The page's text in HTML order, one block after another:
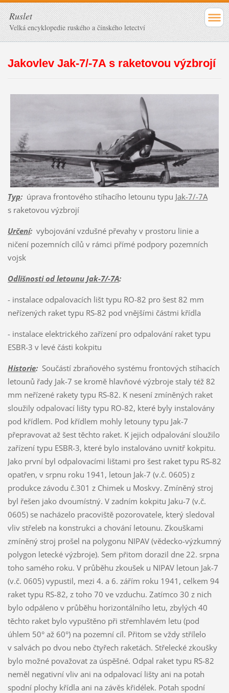
Ruslet
Velká encyklopedie ruského a čínského letectví
Jakovlev Jak-7/-7A s raketovou výzbrojí
Typ:úprava frontového stíhacího letounu typu Jak-7/-7A
s raketovou výzbrojí
Určení:vybojování vzdušné převahy v prostoru linie a
ničení pozemních cílů v rámci přímé podpory pozemních
vojsk
Odlišnosti od letounu Jak-7/-7A:
- instalace odpalovacích lišt typu RO-82 pro šest 82 mm
neřízených raket typu RS-82 pod vnějšími částmi křídla
- instalace elektrického zařízení pro odpalování raket typu
ESBR-3 v levé části kokpitu
Historie:Součástí zbraňového systému frontových stíhacích
letounů řady Jak-7 se kromě hlavňové výzbroje staly též 82
mm neřízené rakety typu RS-82. K nesení zmíněných raket
sloužily odpalovací lišty typu RO-82, které byly instalovány
pod křídlem. Pod křídlem mohly letouny typu Jak-7
přepravovat až šest těchto raket. K jejich odpalování sloužilo
zařízení typu ESBR-3, které bylo instalováno uvnitř kokpitu.
Jako první byl odpalovacími lištami pro šest raket typu RS-82
opatřen, v srpnu roku 1941, letoun Jak-7 (v.č. 0605) z
produkce závodu č.301 z Chimek u Moskvy. Zmíněný stroj
byl řešen jako dvoumístný. V zadním kokpitu Jaku-7 (v.č.
0605) se nacházelo pracoviště pozorovatele, který sledoval
vliv střeleb na konstrukci a chování letounu. Zkouškami
zmíněný stroj prošel na polygonu NIPAV (vědecko-výzkumný
polygon letecké výzbroje). Sem přitom dorazil dne 22. srpna
toho samého roku. V průběhu zkoušek u NIPAV letoun Jak-7
(v.č. 0605) vypustil, mezi 4. a 6. zářím roku 1941, celkem 94
raket typu RS-82, z toho 70 ve vzduchu. Zatímco 30 z nich
bylo odpáleno v průběhu horizontálního letu, zbylých 40
těchto raket bylo vypuštěno při střemhlavém letu (pod
úhlem 50° až 60°) na pozemní cíl. Přitom se vždy střílelo
v salvách po dvou nebo čtyřech raketách. Střelecké zkoušky
bylo možné považovat za úspěšné. Odpal raket typu RS-82
neměl negativní vliv ani na odpalovací lišty ani na potah
spodní plochy křídla ani na závěs křidélek. Potah spodní